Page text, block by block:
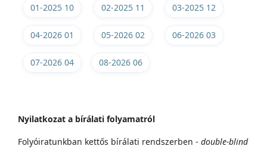
01-2025 10 02-2025 11 03-2025 12
04-2026 01 05-2026 02 06-2026 03
07-2026 04 08-2026 06
Nyilatkozat a bírálati folyamatról
Folyóiratunkban kettős bírálati rendszerben - double-blind